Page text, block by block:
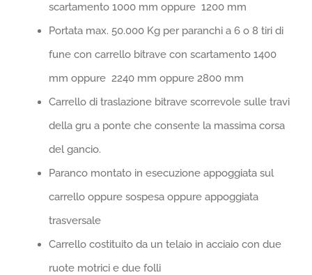
scartamento 1000 mm oppure 1200 mm
Portata max. 50.000 Kg per paranchi a 6 o 8 tiri di
fune con carrello bitrave con scartamento 1400
mm oppure 2240 mm oppure 2800 mm
Carrello di traslazione bitrave scorrevole sulle travi
della gru a ponte che consente la massima corsa
del gancio.
Paranco montato in esecuzione appoggiata sul
carrello oppure sospesa oppure appoggiata
trasversale
Carrello costituito da un telaio in acciaio con due
ruote motrici e due folli